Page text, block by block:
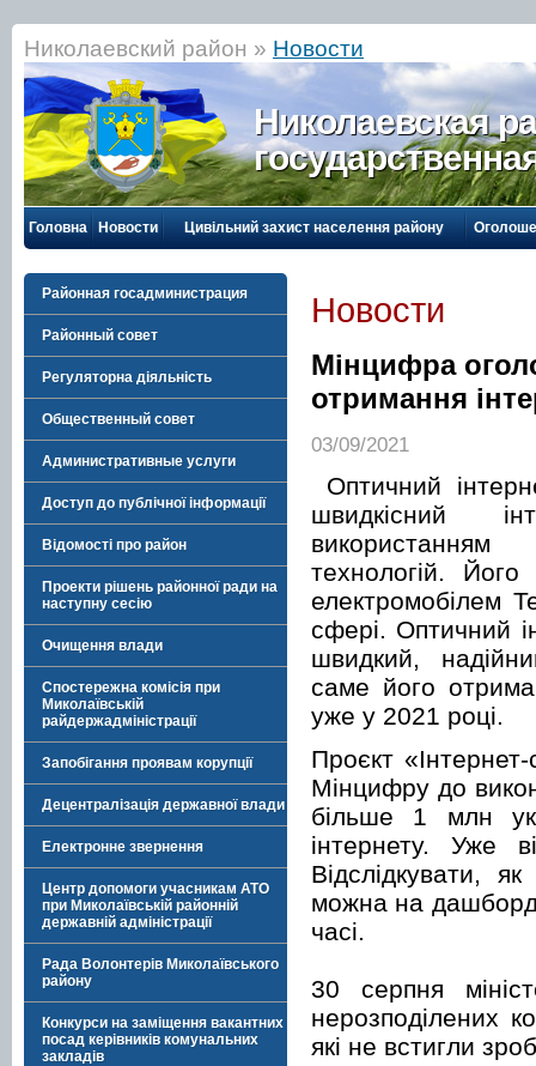
Николаевский район » Новости
Николаевская
Головна Новости Цивільний захист населення району
Районная госадминистрация
Районный совет
Регуляторна діяльність
Общественный совет
Административные услуги
Доступ до публічної інформації
Відомості про район
Проекти рішень районної ради на
наступну сесію
Очищення влади
Спостережна комісія при
Миколаївській
райдержадміністрації
Запобігання проявам корупції
Децентралізація державної влади
Електронне звернення
Центр допомоги учасникам АТО
при Миколаївській районній
державній адміністрації
Рада Волонтерів Миколаївського
району
Конкурси на заміщення вакантних
посад керівників комунальних
закладів
Новости
Мінцифра
отримання
03/09/2021
Оптичний
швидкісний
технологій.
електромобілем
сфері. Оптичний
швидкий,
саме його
уже у 2021 році.
Проєкт
Мінцифру до
більше 1 млн
інтернету. Уже
Відслідкувати,
можна на
часі.
30 серпня
нерозподілених
які не встигли